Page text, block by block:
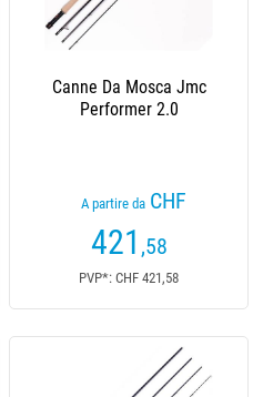
Canne Da Mosca Jmc
Performer 2.0
A partire da CHF
421 ,58
PVP*: CHF 421,58